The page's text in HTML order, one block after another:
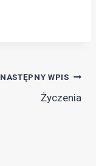
NASTĘPNY WPIS
Życzenia